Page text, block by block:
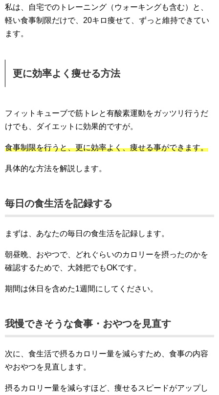
私は、自宅でのトレーニング（ウォーキングも含む）と、
軽い食事制限だけで、20キロ痩せて、ずっと維持できてい
ます。
更に効率よく痩せる方法
フィットキューブで筋トレと有酸素運動をガッツリ行うだ
けでも、ダイエットに効果的ですが。
食事制限を行うと、更に効率よく、痩せる事ができます。
具体的な方法を解説します。
毎日の食生活を記録する
まずは、あなたの毎日の食生活を記録します。
朝昼晩、おやつで、どれぐらいのカロリーを摂ったのかを
確認するためで、大雑把でもOKです。
期間は休日を含めた1週間にしてください。
我慢できそうな食事・おやつを見直す
次に、食生活で摂るカロリー量を減らすため、食事の内容
やおやつを見直します。
摂るカロリー量を減らすほど、痩せるスピードがアップし